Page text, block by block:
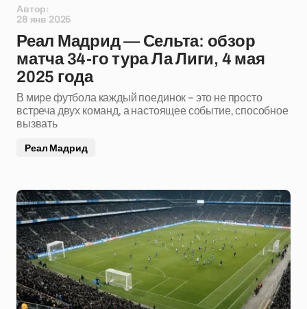
Автор:
28 янв 2026
Реал Мадрид — Сельта: обзор
матча 34-го тура Ла Лиги, 4 мая
2025 года
В мире футбола каждый поединок – это не просто
встреча двух команд, а настоящее событие, способное
вызвать
Реал Мадрид